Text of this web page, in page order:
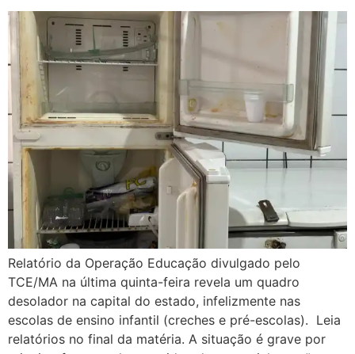
Relatório da Operação Educação divulgado pelo
TCE/MA na última quinta-feira revela um quadro
desolador na capital do estado, infelizmente nas
escolas de ensino infantil (creches e pré-escolas). Leia
relatórios no final da matéria. A situação é grave por